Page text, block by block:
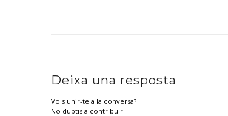
Deixa una resposta
Vols unir-te a la conversa?
No dubtis a contribuir!